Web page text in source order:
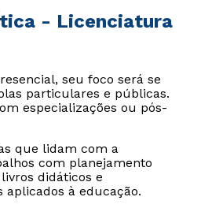
- Licenciatura
seu foco será se
particulares e públicas.
especializações ou pós-
que lidam com a
com planejamento
didáticos e
aplicados à educação.